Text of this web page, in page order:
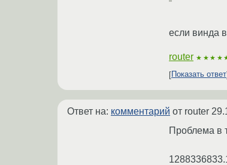
если винда
router
Показать ответ
Ответ на: комментарий от router
Проблема в